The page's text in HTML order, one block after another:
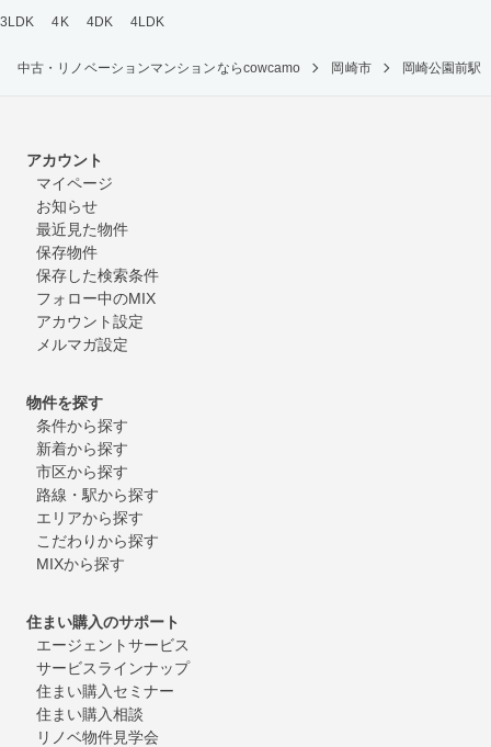
3LDK
4K 4DK 4LDK
中古・リノベーションマンションならcowcamo 岡崎市 岡崎公園前駅
アカウント
マイページ
お知らせ
最近見た物件
保存物件
保存した検索条件
フォロー中のMIX
アカウント設定
メルマガ設定
物件を探す
条件から探す
新着から探す
市区から探す
路線・駅から探す
エリアから探す
こだわりから探す
MIXから探す
住まい購入のサポート
エージェントサービス
サービスラインナップ
住まい購入セミナー
住まい購入相談
リノベ物件見学会